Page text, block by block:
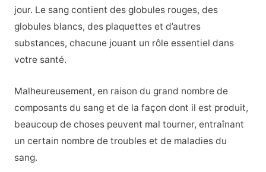
jour. Le sang contient des globules rouges, des
globules blancs, des plaquettes et d’autres
substances, chacune jouant un rôle essentiel dans
votre santé.
Malheureusement, en raison du grand nombre de
composants du sang et de la façon dont il est produit,
beaucoup de choses peuvent mal tourner, entraînant
un certain nombre de troubles et de maladies du
sang.